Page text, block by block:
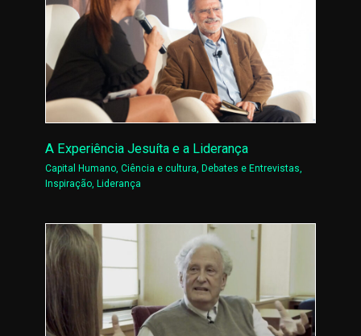
A Experiência Jesuíta e a Liderança
Capital Humano ,Ciência e cultura ,Debates e Entrevistas
Inspiração ,Liderança